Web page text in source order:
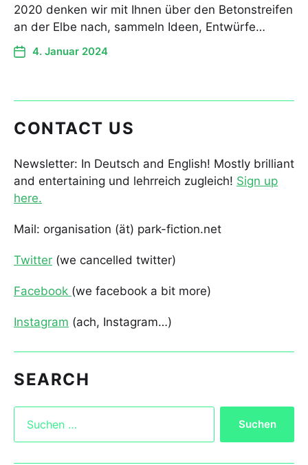
2020 denken wir mit Ihnen über den Betonstreifen
an der Elbe nach, sammeln Ideen, Entwürfe…
4. Januar 2024
CONTACT US
Newsletter: In Deutsch and English! Mostly brilliant
and entertaining und lehrreich zugleich! Sign up
here.
Mail: organisation (ät) park-fiction.net
Twitter (we cancelled twitter)
Facebook (we facebook a bit more)
Instagram (ach, Instagram…)
SEARCH